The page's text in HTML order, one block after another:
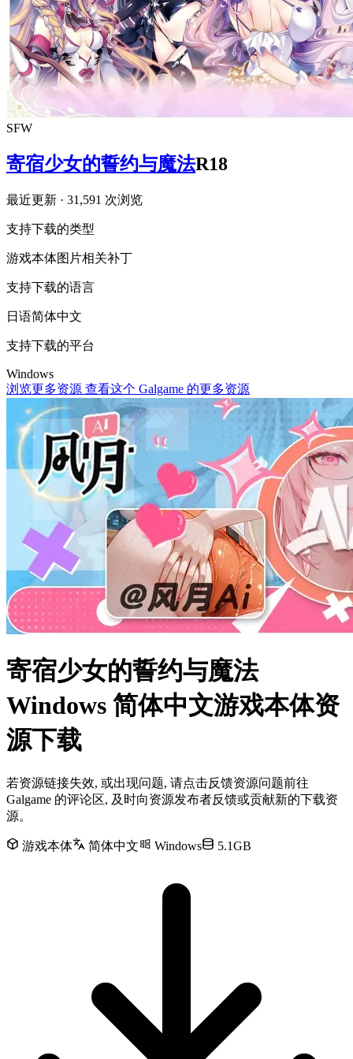
SFW
寄宿少女的誓约与魔法R18
最近更新 · 31,591 次浏览
支持下载的类型
游戏本体图片相关补丁
支持下载的语言
日语简体中文
支持下载的平台
Windows
浏览更多资源 查看这个 Galgame 的更多资源
寄宿少女的誓约与魔法
Windows 简体中文游戏本体资
源下载
若资源链接失效, 或出现问题, 请点击反馈资源问题前往
Galgame 的评论区, 及时向资源发布者反馈或贡献新的下载资
源。
游戏本体 简体中文 Windows 5.1GB